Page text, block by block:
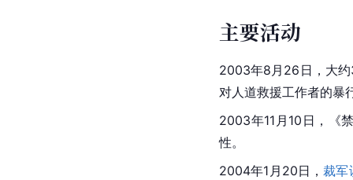
主要活动
2003年8月26日，大约
对人道救援工作者的暴
2003年11月10日，《
性。
2004年1月20日， 裁军